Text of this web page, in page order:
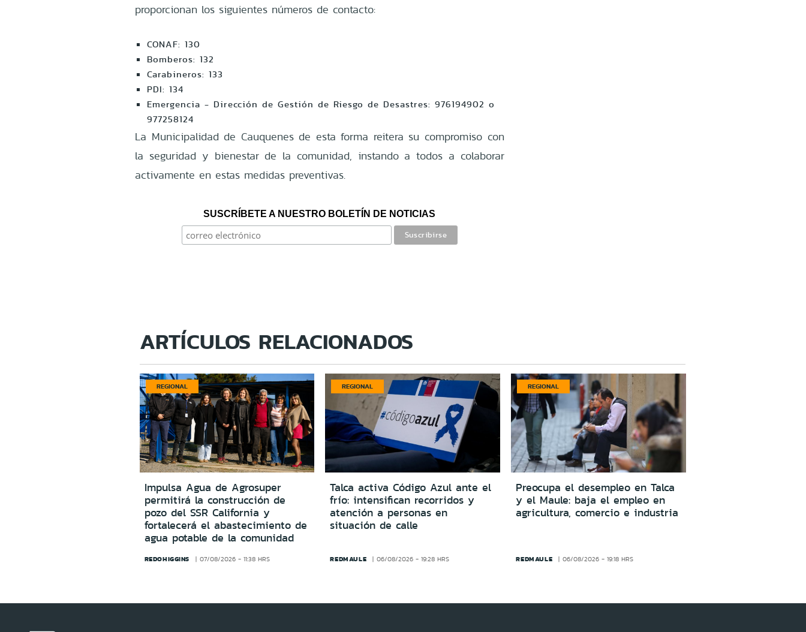
proporcionan los siguientes números de contacto:
CONAF: 130
Bomberos: 132
Carabineros: 133
PDI: 134
Emergencia - Dirección de Gestión de Riesgo de Desastres: 976194902 o
977258124
La Municipalidad de Cauquenes de esta forma reitera su compromiso con
la seguridad y bienestar de la comunidad, instando a todos a colaborar
activamente en estas medidas preventivas.
SUSCRÍBETE A NUESTRO BOLETÍN DE NOTICIAS
ARTÍCULOS RELACIONADOS
REGIONAL
Impulsa Agua de Agrosuper
permitirá la construcción de
pozo del SSR California y
fortalecerá el abastecimiento de
agua potable de la comunidad
REDOHIGGINS 07/08/2026 - 11:38 HRS
REGIONAL
Talca activa Código Azul ante el
frío: intensifican recorridos y
atención a personas en
situación de calle
REDMAULE 06/08/2026 - 19:28 HRS
REGIONAL
Preocupa el desempleo en Talca
y el Maule: baja el empleo en
agricultura, comercio e industria
REDMAULE 06/08/2026 - 19:18 HRS